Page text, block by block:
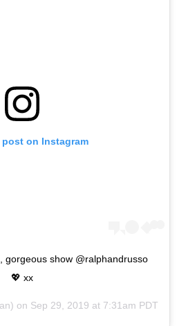
on Instagram
gorgeous show @ralphandrusso
xx 💖
on Sep 29, 2019 at 7:31am PDT